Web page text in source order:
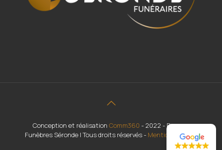
Conception et réalisation Comm360 - 2022 - Pompes
Funèbres Séronde | Tous droits réservés - Mentions légales